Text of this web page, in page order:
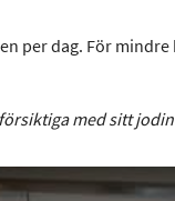
per dag. För
med sitt